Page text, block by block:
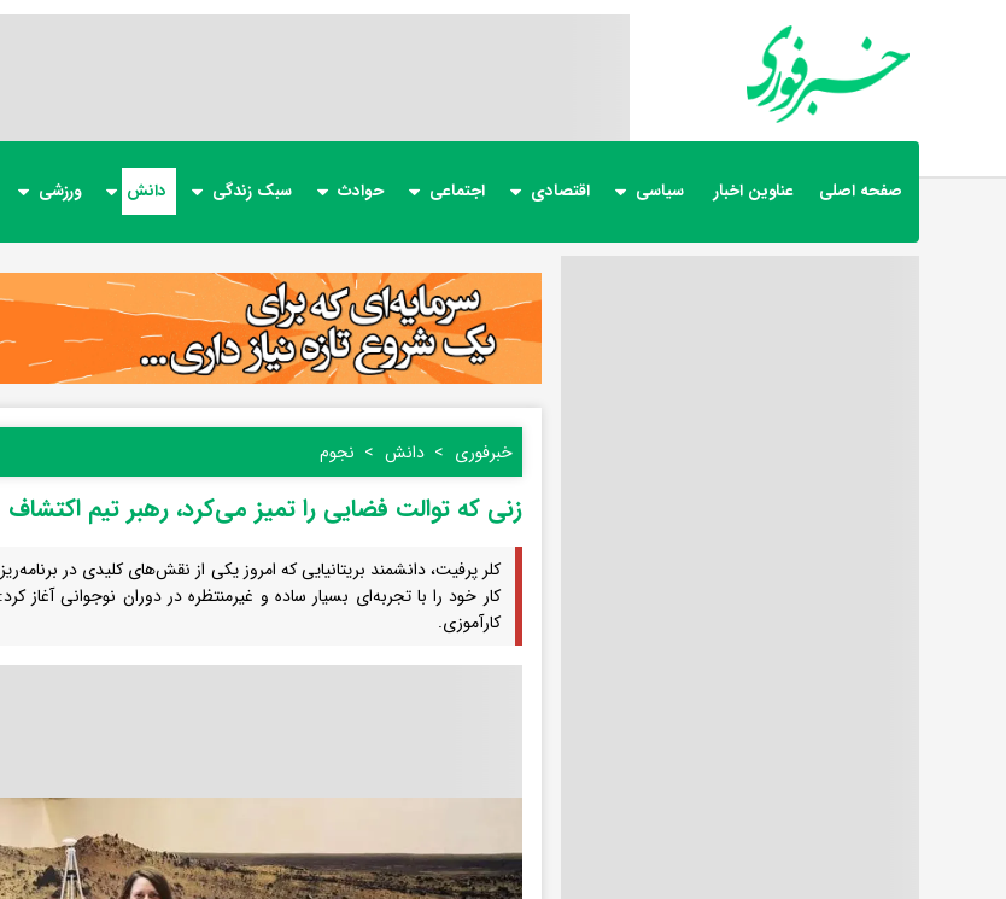
صفحه اصلی عناوین اخبار سیاسی اقتصادی اجتماعی حوادث سبک زندگی دانش ورزشی
خبرفوری دانش نجوم
زنی که توالت فضایی را تمیز می‌کرد، رهبر تیم
کلر پرفیت، دانشمند بریتانیایی که امروز یکی از نقش‌های کلیدی در
کار خود را با تجربه‌ای بسیار ساده و غیرمنتظره در دوران نوجوانی
کارآموزی.